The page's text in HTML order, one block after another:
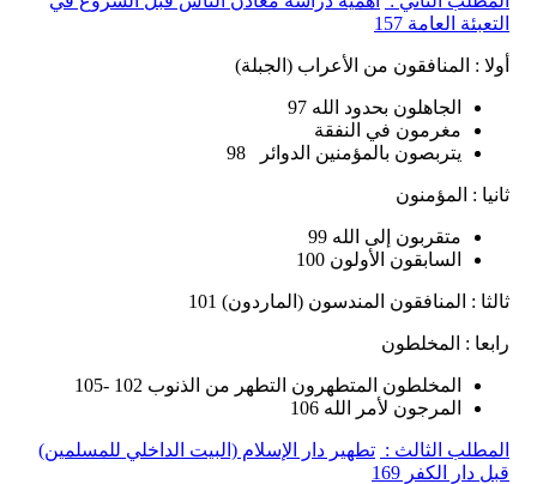
التعبئة العامة 157
أولا : المنافقون من الأعراب (الجبلة)
الجاهلون بحدود الله 97
مغرمون في النفقة
يتربصون بالمؤمنين الدوائر 98
ثانيا : المؤمنون
متقربون إلى الله 99
السابقون الأولون 100
ثالثا : المنافقون المندسون (الماردون) 101
رابعا : المخلطون
المخلطون المتطهرون التطهر من الذنوب 102 -105
المرجون لأمر الله 106
المطلب الثالث : تطهير دار الإسلام (البيت الداخلي للمسلمين)
قبل دار الكفر 169